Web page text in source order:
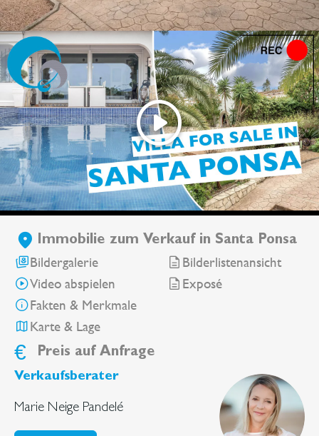
Immobilie zum Verkauf in Santa Ponsa
Bildergalerie
Video abspielen
Fakten & Merkmale
Karte & Lage
Bilderlistenansicht
Exposé
€ Preis auf Anfrage
Verkaufsberater
Marie Neige Pandelé